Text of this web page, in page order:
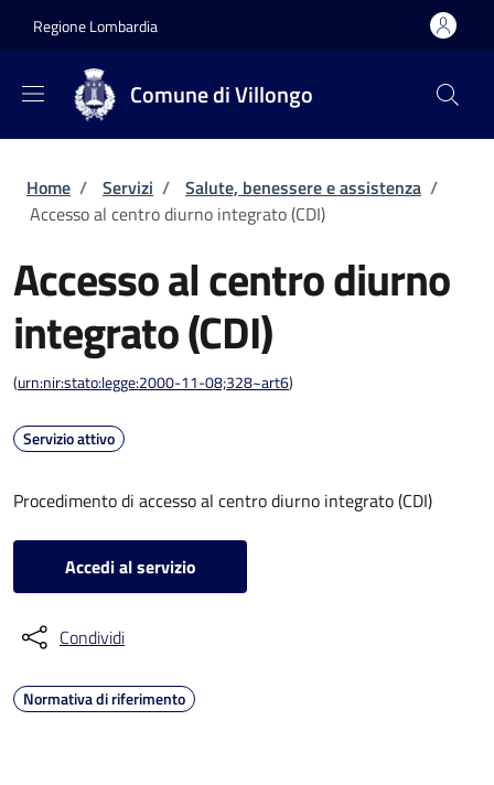
Regione Lombardia
Comune di Villongo
Briciole di pane
Home / Servizi / Salute, benessere e assistenza /
Accesso al centro diurno integrato (CDI)
Accesso al centro diurno
integrato (CDI)
(urn:nir:stato:legge:2000-11-08;328~art6)
Servizio attivo
Procedimento di accesso al centro diurno integrato (CDI)
Accedi al servizio
Condividi
Normativa di riferimento